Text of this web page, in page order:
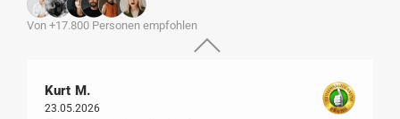
Von +17.800 Personen empfohlen
Kurt M.
23.05.2026